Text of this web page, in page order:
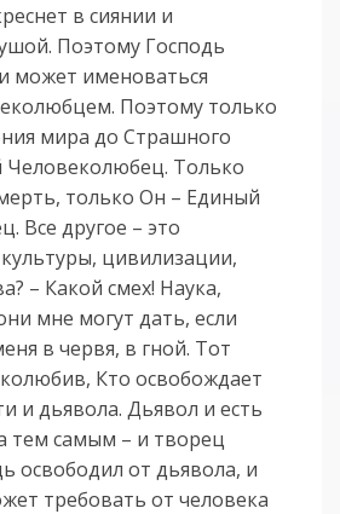
в сиянии и
Поэтому Господь
может именоваться
Поэтому только
мира до Страшного
Человеколюбец. Только
только Он – Единый
Все другое – это
культуры, цивилизации,
– Какой смех! Наука,
мне могут дать, если
в червя, в гной. Тот
Кто освобождает
и дьявола. Дьявол и есть
тем самым – и творец
освободил от дьявола, и
требовать от человека